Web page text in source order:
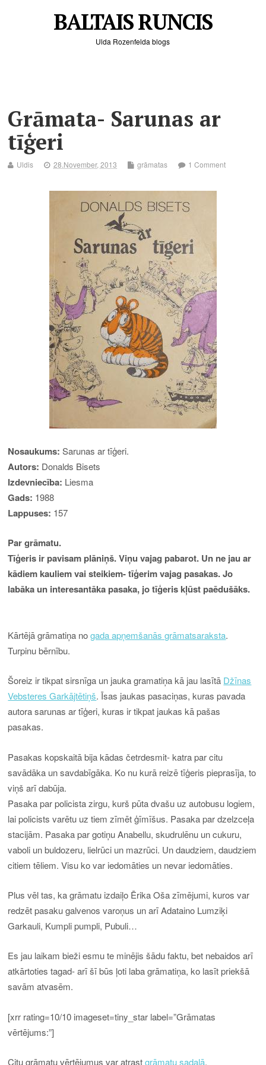
BALTAIS RUNCIS
Ulda Rozenfelda blogs
Grāmata- Sarunas ar
tīģeri
Uldis 28.November, 2013 grāmatas 1 Comment
Nosaukums: Sarunas ar tīģeri.
Autors: Donalds Bisets
Izdevniecība: Liesma
Gads: 1988
Lappuses: 157
Par grāmatu.
Tīģeris ir pavisam plāniņš. Viņu vajag pabarot. Un ne jau ar
kādiem kauliem vai steikiem- tīģerim vajag pasakas. Jo
labāka un interesantāka pasaka, jo tīģeris kļūst paēdušāks.
Kārtējā grāmatiņa nogada apņemšanās grāmatsaraksta.
Turpinu bērnību.
Šoreiz ir tikpat sirsnīga un jauka gramatiņa kā jau lasītā Džīnas
Vebsteres Garkājtētiņš. Īsas jaukas pasaciņas, kuras pavada
autora sarunas ar tīģeri, kuras ir tikpat jaukas kā pašas
pasakas.
Pasakas kopskaitā bija kādas četrdesmit- katra par citu
savādāka un savdabīgāka. Ko nu kurā reizē tīģeris pieprasīja, to
viņš arī dabūja.
Pasaka par policista zirgu, kurš pūta dvašu uz autobusu logiem,
lai policists varētu uz tiem zīmēt ģīmīšus. Pasaka par dzelzceļa
stacijām. Pasaka par gotiņu Anabellu, skudrulēnu un cukuru,
vaboli un buldozeru, lielrūci un mazrūci. Un daudziem, daudziem
citiem tēliem. Visu ko var iedomāties un nevar iedomāties.
Plus vēl tas, ka grāmatu izdaiļo Ērika Oša zīmējumi, kuros var
redzēt pasaku galvenos varoņus un arī Adataino Lumziķi
Garkauli, Kumpli pumpli, Pubuli…
Es jau laikam bieži esmu te minējis šādu faktu, bet nebaidos arī
atkārtoties tagad- arī šī būs ļoti laba grāmatiņa, ko lasīt priekšā
savām atvasēm.
[xrr rating=10/10 imageset=tiny_star label=”Grāmatas
vērtējums:”]
Citu grāmatu vērtējumus var atrastgrāmatu sadaļā.